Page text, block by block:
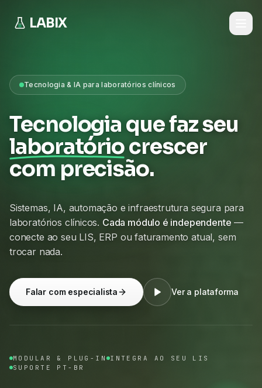
LABIX
Tecnologia & IA para laboratórios clínicos
Tecnologia que faz seu
laboratóriocrescer
com precisão.
Sistemas, IA, automação e infraestrutura segura para
laboratórios clínicos. Cada módulo é independente —
conecte ao seu LIS, ERP ou faturamento atual, sem
trocar nada.
Falar com especialista Ver a plataforma
MODULAR & PLUG-IN INTEGRA AO SEU LIS
SUPORTE PT-BR